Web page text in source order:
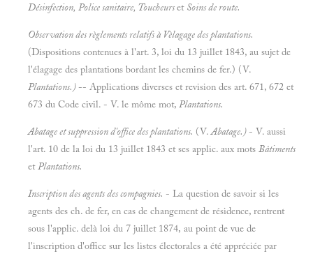
Désinfection, Police sanitaire, Toucheurset Soins de route.
Observation des règlements relatifs à Vèlagage des plantations.
(Dispositions contenues à l'art. 3, loi du 13 juillet 1843, au sujet de
l'élagage des plantations bordant les chemins de fer.) (V.
Plantations.)-- Applications diverses et revision des art. 671, 672 et
673 du Code civil. - V. le môme mot, Plantations.
Abatage et suppression d'office des plantations. (V.Abatage.)- V. aussi
l'art. 10 de la loi du 13 juillet 1843 et ses applic. aux mots Bâtiments
etPlantations.
Inscription des agents des compagnies. - La question de savoir si les
agents des ch. de fer, en cas de changement de résidence, rentrent
sous l'applic. delà loi du 7 juillet 1874, au point de vue de
l'inscription d'office sur les listes électorales a été appréciée par